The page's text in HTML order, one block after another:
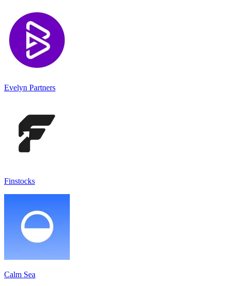
Evelyn Partners
Finstocks
Calm Sea